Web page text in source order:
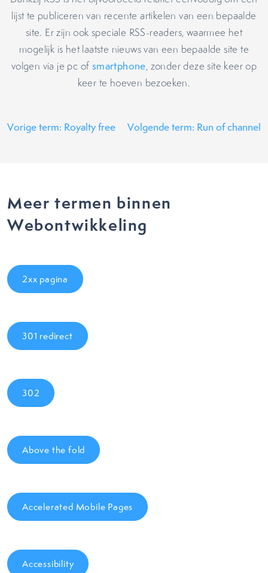
lijst te publiceren van recente artikelen van een bepaalde
site. Er zijn ook speciale RSS-readers, waarmee het
mogelijk is het laatste nieuws van een bepaalde site te
volgen via je pc of smartphone, zonder deze site keer op
keer te hoeven bezoeken.
Vorige term: Royalty free Volgende term: Run of channel
Meer termen binnen
Webontwikkeling
2xx pagina
301 redirect
302
Above the fold
Accelerated Mobile Pages
Accessibility